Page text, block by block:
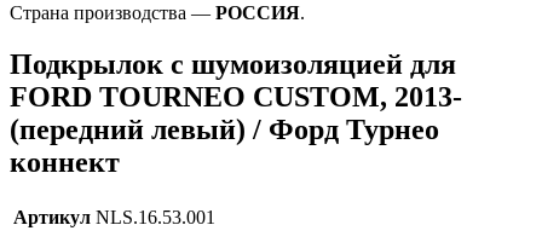
Страна производства — РОССИЯ.
Подкрылок с шумоизоляцией для
FORD TOURNEO CUSTOM, 2013-
(передний левый) / Форд Турнео
коннект
Артикул NLS.16.53.001